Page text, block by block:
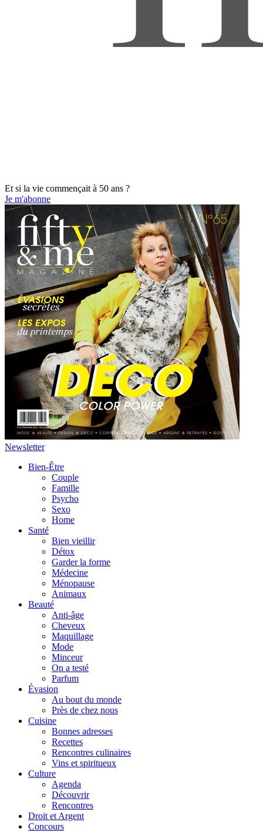
Et si la vie commençait à 50 ans ?
Je m'abonne
Newsletter
Bien-Être
Couple
Famille
Psycho
Sexo
Home
Santé
Bien vieillir
Détox
Garder la forme
Médecine
Ménopause
Animaux
Beauté
Anti-âge
Cheveux
Maquillage
Mode
Minceur
On a testé
Parfum
Évasion
Au bout du monde
Près de chez nous
Cuisine
Bonnes adresses
Recettes
Rencontres culinaires
Vins et spiritueux
Culture
Agenda
Découvrir
Rencontres
Droit et Argent
Concours